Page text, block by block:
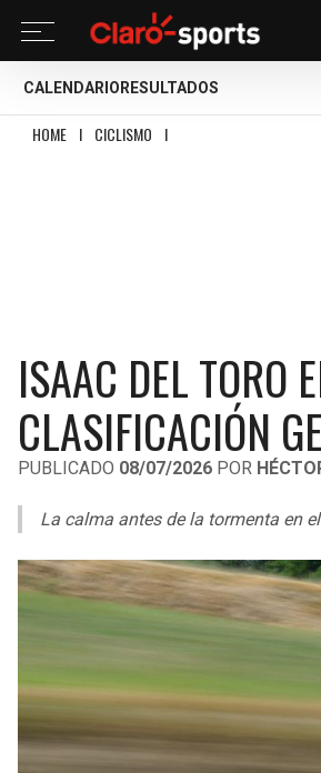
CALENDARIO RESULTADOS
HOME I CICLISMO I
ISAAC DEL TORO
CLASIFICACIÓN
PUBLICADO 08/07/2026 POR
La calma antes de la tormenta en